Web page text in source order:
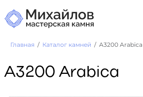
Главная Каталог камней A3200 Arabica
A3200 Arabica